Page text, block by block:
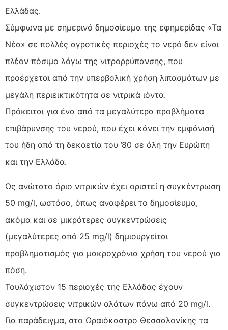
Ελλάδας.
Σύμφωνα με σημερινό δημοσίευμα της εφημερίδας «Τα
Νέα» σε πολλές αγροτικές περιοχές το νερό δεν είναι
πλέον πόσιμο λόγω της νιτρορρύπανσης, που
προέρχεται από την υπερβολική χρήση λιπασμάτων με
μεγάλη περιεικτικότητα σε νιτρικά ιόντα.
Πρόκειται για ένα από τα μεγαλύτερα προβλήματα
επιβάρυνσης του νερού, που έχει κάνει την εμφάνισή
του ήδη από τη δεκαετία του ’80 σε όλη την Ευρώπη
και την Ελλάδα.
Ως ανώτατο όριο νιτρικών έχει οριστεί η συγκέντρωση
50 mg/l, ωστόσο, όπως αναφέρει το δημοσίευμα,
ακόμα και σε μικρότερες συγκεντρώσεις
(μεγαλύτερες από 25 mg/l) δημιουργείται
προβληματισμός για μακροχρόνια χρήση του νερού για
πόση.
Τουλάχιστον 15 περιοχές της Ελλάδας έχουν
συγκεντρώσεις νιτρικών αλάτων πάνω από 20 mg/l.
Για παράδειγμα, στο Ωραιόκαστρο Θεσσαλονίκης τα